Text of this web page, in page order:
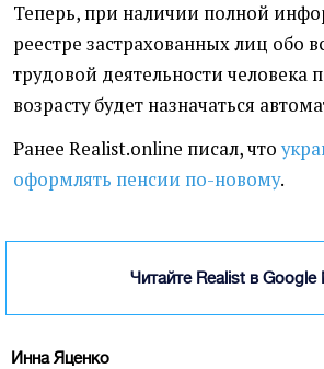
Теперь, при наличии полной
реестре застрахованных лиц обо
трудовой деятельности человека
возрасту будет назначаться
Ранее Realist.online писал, что
оформлять пенсии по-новому.
Читайте Realist в Google
Инна Яценко